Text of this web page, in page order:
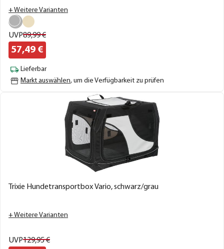
+ Weitere Varianten
UVP89,99€
57,49 €
Lieferbar
Markt auswählen, um die Verfügbarkeit zu prüfen
Trixie Hundetransportbox Vario, schwarz/grau
+ Weitere Varianten
UVP129,95€